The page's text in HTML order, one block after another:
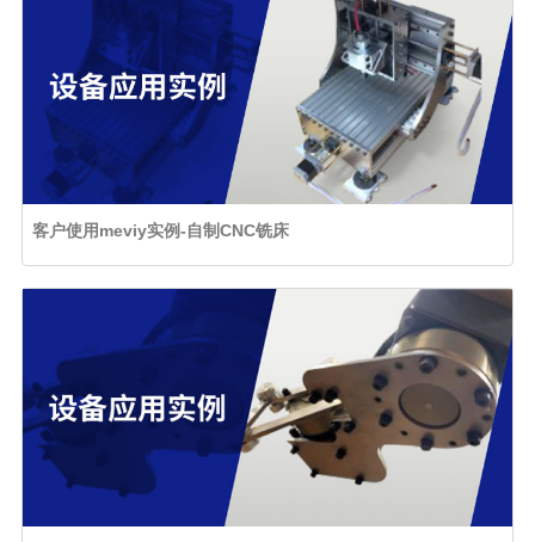
客户使用meviy实例-自制CNC铣床